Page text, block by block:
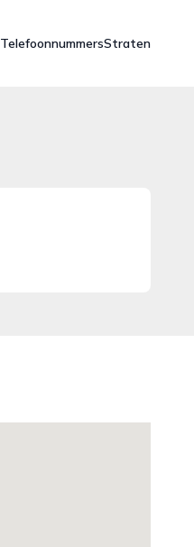
TelefoonnummersStraten